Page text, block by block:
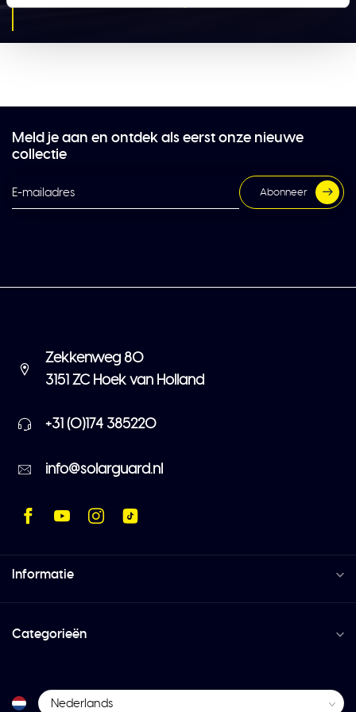
Meld je aan en ontdek als eerst onze nieuwe
collectie
Abonneer
Zekkenweg 80
3151 ZC Hoek van Holland
+31 (0)174 385220
info@solarguard.nl
Informatie
Categorieën